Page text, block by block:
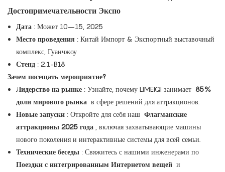
Достопримечательности Экспо
Дата : Может 10–15, 2025
Место проведения : Китай Импорт & Экспортный выставочный
комплекс, Гуанчжоу
Стенд : 2.1-B18
Зачем посещать мероприятие?
Лидерство на рынке : Узнайте, почему LIMEIQI занимает 85%
доли мирового рынка в сфере решений для аттракционов.
Новые запуски : Откройте для себя наш Флагманские
аттракционы 2025 года
, включая захватывающие машины
нового поколения и интерактивные системы для всей семьи.
Технические беседы : Свяжитесь с нашими инженерами по
Поездки с интегрированным Интернетом вещей и